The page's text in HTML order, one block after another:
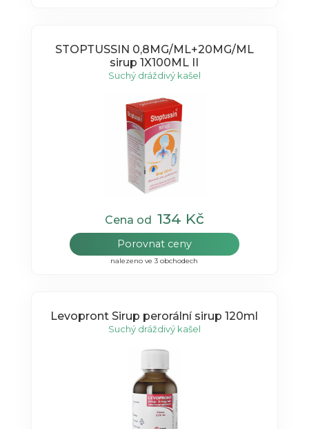
STOPTUSSIN 0,8MG/ML+20MG/ML
sirup 1X100ML II
Suchý dráždivý kašel
Cena od 134 Kč
Porovnat ceny
nalezeno ve 3 obchodech
Levopront Sirup perorální sirup 120ml
Suchý dráždivý kašel